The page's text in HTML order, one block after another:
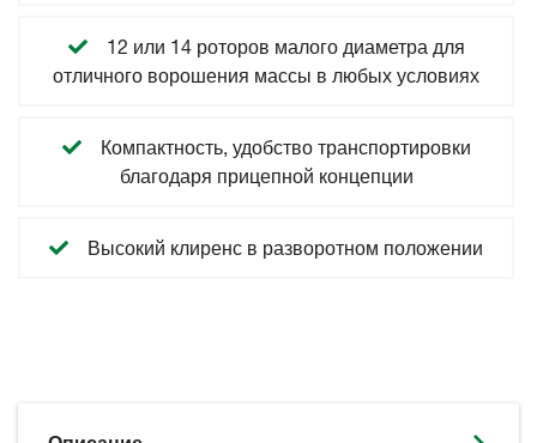
12 или 14 роторов малого диаметра для
отличного ворошения массы в любых условиях
Компактность, удобство транспортировки
благодаря прицепной концепции
Высокий клиренс в разворотном положении